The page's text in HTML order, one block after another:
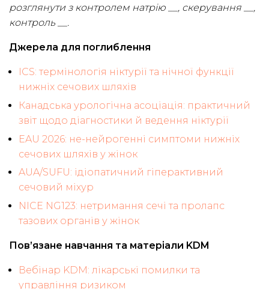
розглянути з контролем натрію __, скерування __,
контроль __.
Джерела для поглиблення
ICS: термінологія ніктурії та нічної функції
нижніх сечових шляхів
Канадська урологічна асоціація: практичний
звіт щодо діагностики й ведення ніктурії
EAU 2026: не-нейрогенні симптоми нижніх
сечових шляхів у жінок
AUA/SUFU: ідіопатичний гіперактивний
сечовий міхур
NICE NG123: нетримання сечі та пролапс
тазових органів у жінок
Пов’язане навчання та матеріали KDM
Вебінар KDM: лікарські помилки та
управління ризиком